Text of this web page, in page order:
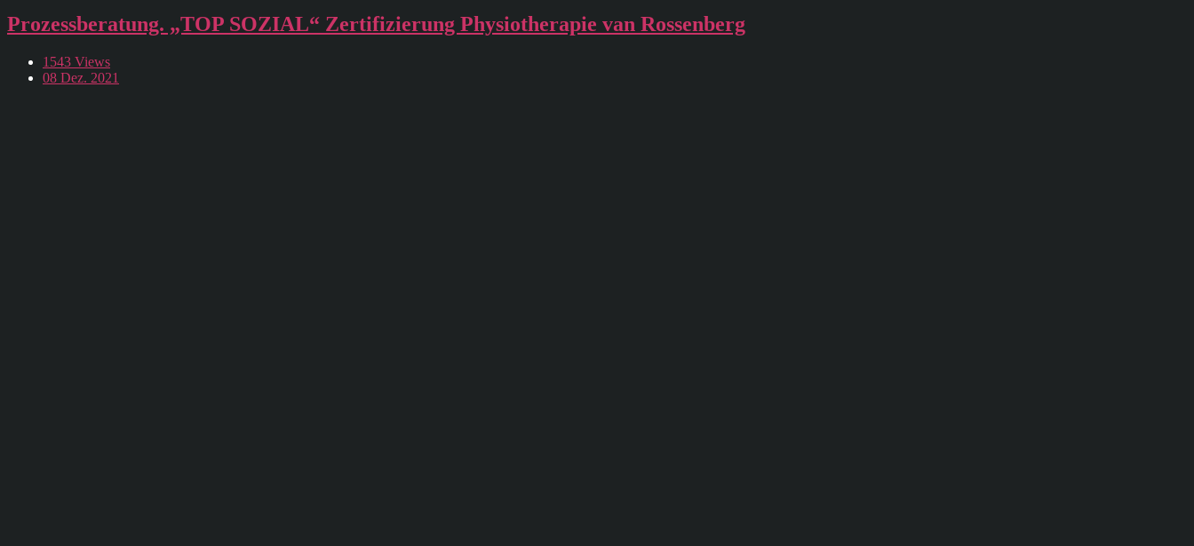
Prozessberatung. „TOP SOZIAL“ Zertifizierung Physiotherapie van Rossenberg
1543 Views
08 Dez. 2021